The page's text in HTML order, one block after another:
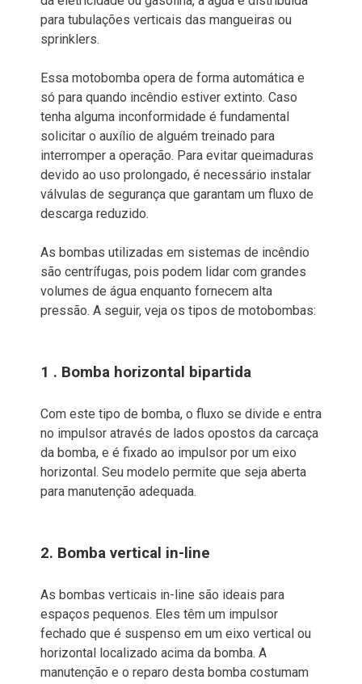
para tubulações verticais das mangueiras ou
sprinklers.
Essa motobomba opera de forma automática e
só para quando incêndio estiver extinto. Caso
tenha alguma inconformidade é fundamental
solicitar o auxílio de alguém treinado para
interromper a operação. Para evitar queimaduras
devido ao uso prolongado, é necessário instalar
válvulas de segurança que garantam um fluxo de
descarga reduzido.
As bombas utilizadas em sistemas de incêndio
são centrífugas, pois podem lidar com grandes
volumes de água enquanto fornecem alta
pressão. A seguir, veja os tipos de motobombas:
1 . Bomba horizontal bipartida
Com este tipo de bomba, o fluxo se divide e entra
no impulsor através de lados opostos da carcaça
da bomba, e é fixado ao impulsor por um eixo
horizontal. Seu modelo permite que seja aberta
para manutenção adequada.
2. Bomba vertical in-line
As bombas verticais in-line são ideais para
espaços pequenos. Eles têm um impulsor
fechado que é suspenso em um eixo vertical ou
horizontal localizado acima da bomba. A
manutenção e o reparo desta bomba costumam